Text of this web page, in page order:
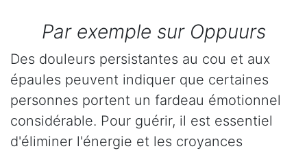
Par exemple sur Oppuurs
Des douleurs persistantes au cou et aux
épaules peuvent indiquer que certaines
personnes portent un fardeau émotionnel
considérable. Pour guérir, il est essentiel
d'éliminer l'énergie et les croyances